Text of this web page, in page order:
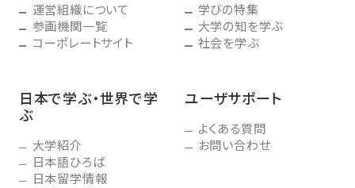
運営組織について
参画機関一覧
コーポレートサイト
学びの特集
大学の知を学ぶ
社会を学ぶ
日本で学ぶ・世界で学
ぶ
大学紹介
日本語ひろば
日本留学情報
ユーザサポート
よくある質問
お問い合わせ